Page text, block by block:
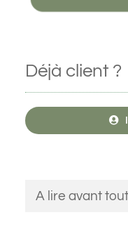
Déjà client ?
A lire avant